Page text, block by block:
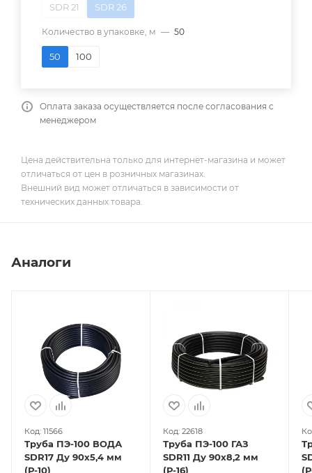
SDR 21
SDR 26
Количество в упаковке, м — 50
50 100
Оплата заказа осуществляется после согласования с
менеджером
Цена действительна только для интернет-магазина и может
отличаться от цен в розничных магазинах.
Внешний вид может отличаться в зависимости от
технических данных товара.
Аналоги
Код: 11566
Труба ПЭ-100 ВОДА
SDR17 Ду 90х5,4 мм
(Р-10)
Код: 22618
Труба ПЭ-100 ГАЗ
SDR11 Ду 90х8,2 мм
(Р-16)